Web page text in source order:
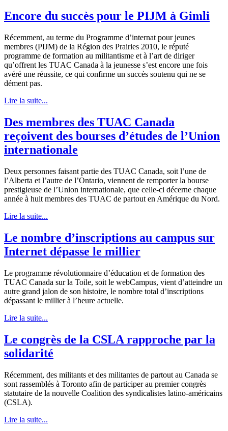
Encore du succès pour le PIJM à Gimli
Récemment, au terme du Programme d’internat pour jeunes
membres (PIJM) de la Région des Prairies 2010, le réputé
programme de formation au militantisme et à l’art de diriger
qu’offrent les TUAC Canada à la jeunesse s’est encore une fois
avéré une réussite, ce qui confirme un succès soutenu qui ne se
dément pas.
Lire la suite...
Des membres des TUAC Canada
reçoivent des bourses d’études de l’Union
internationale
Deux personnes faisant partie des TUAC Canada, soit l’une de
l’Alberta et l’autre de l’Ontario, viennent de remporter la bourse
prestigieuse de l’Union internationale, que celle-ci décerne chaque
année à huit membres des TUAC de partout en Amérique du Nord.
Lire la suite...
Le nombre d’inscriptions au campus sur
Internet dépasse le millier
Le programme révolutionnaire d’éducation et de formation des
TUAC Canada sur la Toile, soit le webCampus, vient d’atteindre un
autre grand jalon de son histoire, le nombre total d’inscriptions
dépassant le millier à l’heure actuelle.
Lire la suite...
Le congrès de la CSLA rapproche par la
solidarité
Récemment, des militants et des militantes de partout au Canada se
sont rassemblés à Toronto afin de participerau premiercongrès
statutaire de la nouvelle Coalition des syndicalistes latino-américains
(CSLA).
Lire la suite...